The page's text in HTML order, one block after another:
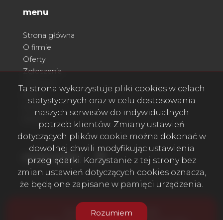
menu
Strona główna
O firmie
Oferty
Zgłoszenia
Kontakt
social media Facebook
Acord Nieruchomości © 2026
Ta strona wykorzystuje pliki cookies w celach
statystycznych oraz w celu dostosowania
naszych serwisów do indywidualnych
potrzeb klientów. Zmiany ustawień
dotyczących plików cookie można dokonać w
dowolnej chwili modyfikując ustawienia
przeglądarki. Korzystanie z tej strony bez
zmian ustawień dotyczących cookies oznacza,
że będą one zapisane w pamięci urządzenia.
Rozumiem